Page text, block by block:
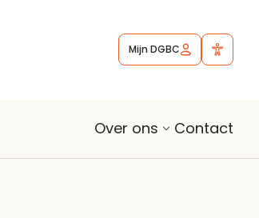
Mijn DGBC
Over ons Contact